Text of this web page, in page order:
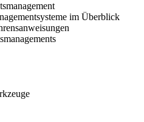
im Überblick